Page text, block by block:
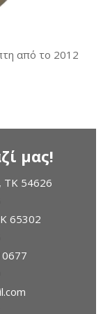
από το 2012
μας!
54626
65302